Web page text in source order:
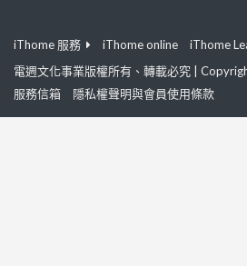
iThome 服務 iThome online
iThome
電週文化事業版權所有、轉載必究 |
服務信箱
隱私權聲明與會員使用條款